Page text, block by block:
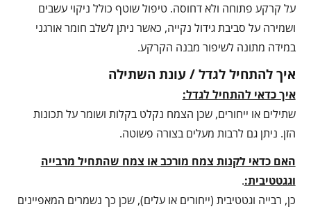
על קרקע פתוחה ולא דחוסה. טיפול שוטף כולל ניקוי עשבים
ושמירה על סביבת גידול נקייה, כאשר ניתן לשלב חומר אורגני
במידה מתונה לשיפור מבנה הקרקע.
איך להתחיל לגדל / עונת השתילה
איך כדאי להתחיל לגדל:
שתילים או ייחורים, שכן הצמח נקלט בקלות ושומר על תכונות
הזן. ניתן גם לרבות מעלים בצורה פשוטה.
האם כדאי לקנות צמח מורכב או צמח שהתחיל מרבייה
וגגטטיבית:.
כן, רבייה וגטטיבית (ייחורים או עלים), שכן כך נשמרים המאפיינים